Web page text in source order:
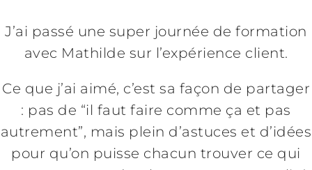
J’ai passé une super journée de formation
avec Mathilde sur l’expérience client.
Ce que j’ai aimé, c’est sa façon de partager
: pas de “il faut faire comme ça et pas
autrement”, mais plein d’astuces et d’idées
pour qu’on puisse chacun trouver ce qui